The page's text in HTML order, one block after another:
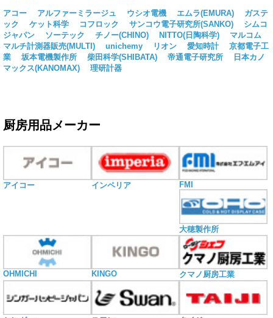
アコー アルファーミラージュ ウシオ電機 エムラ(EMURA)
ガステ
ック
ケット科学 コフロック サンコウ電子研究所(SANKO)
シムコ
ジャパン
ソーテック チノー(CHINO) NITTO(日陶科学)
マルコム
マルチ計測器販売(MULTI)
unichemy リオン 愛知時計
京都電子工
業
坂本電機製作所 柴田科学(SHIBATA) 帝通電子研究所
日本カノ
マックス(KANOMAX)
理研計器
厨房用品メーカー
アイコー インペリア FMI
大穂製作所
OHMICHI KINGO クマノ厨房工業